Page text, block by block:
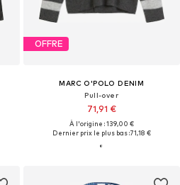
OFFRE
MARC O'POLO DENIM
Pull-over
71,91 €
À l'origine : 139,00 €
Dernier prix le plus bas :71,18 €